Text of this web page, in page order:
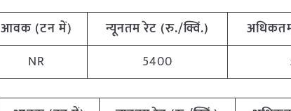
आवक (टनमें) न्यूनतमरेट (रु./क्विं.)
NR 5400